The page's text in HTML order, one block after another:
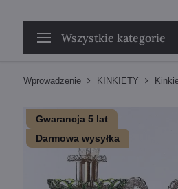
Wszystkie kategorie
Wprowadzenie KINKIETY
Gwarancja 5 lat
Darmowa wysyłka